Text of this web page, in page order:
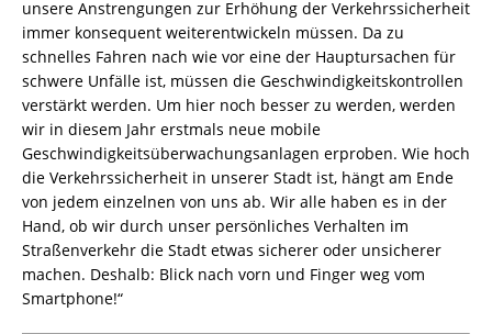
unsere Anstrengungen zur Erhöhung der Verkehrssicherheit
immer konsequent weiterentwickeln müssen. Da zu
schnelles Fahren nach wie vor eine der Hauptursachen für
schwere Unfälle ist, müssen die Geschwindigkeitskontrollen
verstärkt werden. Um hier noch besser zu werden, werden
wir in diesem Jahr erstmals neue mobile
Geschwindigkeitsüberwachungsanlagen erproben. Wie hoch
die Verkehrssicherheit in unserer Stadt ist, hängt am Ende
von jedem einzelnen von uns ab. Wir alle haben es in der
Hand, ob wir durch unser persönliches Verhalten im
Straßenverkehr die Stadt etwas sicherer oder unsicherer
machen. Deshalb: Blick nach vorn und Finger weg vom
Smartphone!“